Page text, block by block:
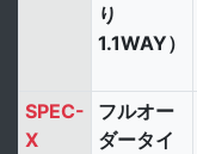
り
1.1WAY）
SPEC-
X
フルオー
ダータイ